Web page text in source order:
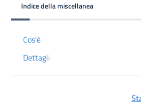
Indice della miscellanea
Cos'è
Dettagli